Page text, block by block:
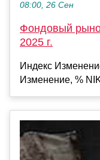
08:00, 26 Сен
Фондовый
2025 г.
Индекс
Изменение, %